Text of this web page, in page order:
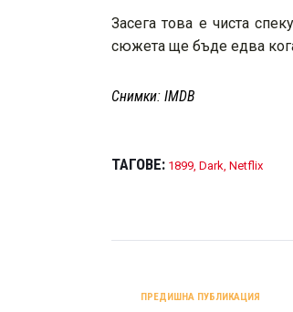
Засега това е чиста
сюжета ще бъде едва
Снимки: IMDB
ТАГОВЕ: 1899, Dark, Netflix
ПРЕДИШНА ПУБЛИКАЦИЯ